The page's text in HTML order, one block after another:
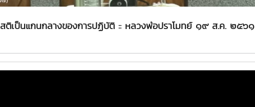
สติเป็นแกนกลางของการปฏิบัติ :: หลวงพ่อปราโมทย์ ๑๙ ส.ค. ๒๕๖๑